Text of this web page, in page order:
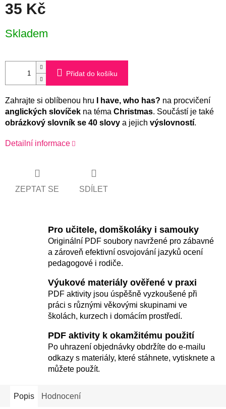
35 Kč
cena:
Skladem
Přidat do košíku
Zahrajte si oblíbenou hru I have, who has? na procvičení
anglických slovíček na téma Christmas. Součástí je také
obrázkový slovník se 40 slovy a jejich výslovností.
Detailní informace
ZEPTAT SE SDÍLET
Pro učitele, domškoláky i samouky
Originální PDF soubory navržené pro zábavné
a zároveň efektivní osvojování jazyků ocení
pedagogové i rodiče.
Výukové materiály ověřené v praxi
PDF aktivity jsou úspěšně vyzkoušené při
práci s různými věkovými skupinami ve
školách, kurzech i domácím prostředí.
PDF aktivity k okamžitému použití
Po uhrazení objednávky obdržíte do e-mailu
odkazy s materiály, které stáhnete, vytisknete a
můžete použít.
Popis Hodnocení